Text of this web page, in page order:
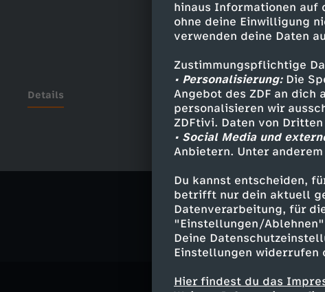
hinaus Informationen auf
ohne deine Einwilligung
verwenden deine Daten
Zustimmungspflichtige
• Personalisierung:Die
Angebot des ZDF an dich
personalisieren wir
ZDFtivi. Daten von
• Social Media und
Anbietern. Unter
Du kannst entscheiden,
betrifft nur dein aktuell
Datenverarbeitung, für
"Einstellungen/
Deine
Einstellungen widerrufen
Hier findest du das
Details
Ähnliche
Comedy